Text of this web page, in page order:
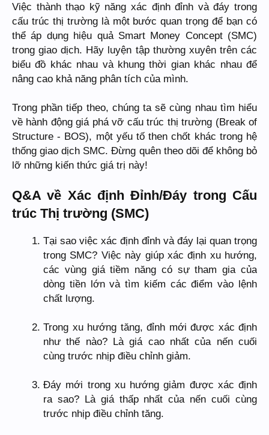
Việc thành thạo kỹ năng xác định đỉnh và đáy trong
cấu trúc thị trường là một bước quan trọng để bạn có
thể áp dụng hiệu quả Smart Money Concept (SMC)
trong giao dịch. Hãy luyện tập thường xuyên trên các
biểu đồ khác nhau và khung thời gian khác nhau để
nâng cao khả năng phân tích của mình.
Trong phần tiếp theo, chúng ta sẽ cùng nhau tìm hiểu
về hành động giá phá vỡ cấu trúc thị trường (Break of
Structure - BOS), một yếu tố then chốt khác trong hệ
thống giao dịch SMC. Đừng quên theo dõi để không bỏ
lỡ những kiến thức giá trị này!
Q&A về Xác định Đỉnh/Đáy trong Cấu
trúc Thị trường (SMC)
Tại sao việc xác định đỉnh và đáy lại quan trọng
trong SMC? Việc này giúp xác định xu hướng,
các vùng giá tiềm năng có sự tham gia của
dòng tiền lớn và tìm kiếm các điểm vào lệnh
chất lượng.
Trong xu hướng tăng, đỉnh mới được xác định
như thế nào? Là giá cao nhất của nến cuối
cùng trước nhịp điều chỉnh giảm.
Đáy mới trong xu hướng giảm được xác định
ra sao? Là giá thấp nhất của nến cuối cùng
trước nhịp điều chỉnh tăng.